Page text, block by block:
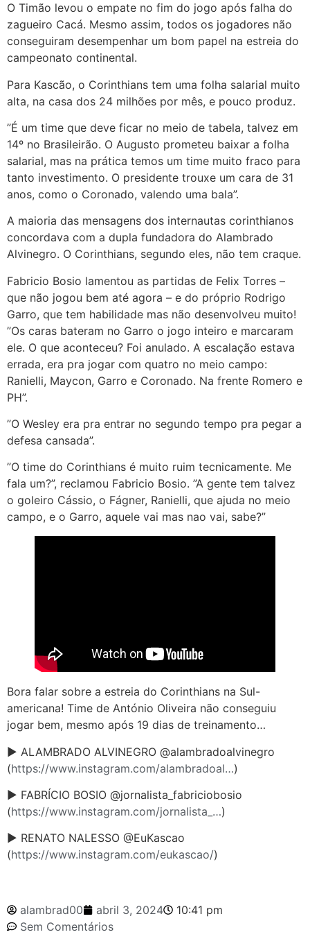
O Timão levou o empate no fim do jogo após falha do
zagueiro Cacá. Mesmo assim, todos os jogadores não
conseguiram desempenhar um bom papel na estreia do
campeonato continental.
Para Kascão, o Corinthians tem uma folha salarial muito
alta, na casa dos 24 milhões por mês, e pouco produz.
”É um time que deve ficar no meio de tabela, talvez em
14º no Brasileirão. O Augusto prometeu baixar a folha
salarial, mas na prática temos um time muito fraco para
tanto investimento. O presidente trouxe um cara de 31
anos, como o Coronado, valendo uma bala”.
A maioria das mensagens dos internautas corinthianos
concordava com a dupla fundadora do Alambrado
Alvinegro. O Corinthians, segundo eles, não tem craque.
Fabricio Bosio lamentou as partidas de Felix Torres –
que não jogou bem até agora – e do próprio Rodrigo
Garro, que tem habilidade mas não desenvolveu muito!
”Os caras bateram no Garro o jogo inteiro e marcaram
ele. O que aconteceu? Foi anulado. A escalação estava
errada, era pra jogar com quatro no meio campo:
Ranielli, Maycon, Garro e Coronado. Na frente Romero e
PH”.
”O Wesley era pra entrar no segundo tempo pra pegar a
defesa cansada”.
”O time do Corinthians é muito ruim tecnicamente. Me
fala um?”, reclamou Fabricio Bosio. ”A gente tem talvez
o goleiro Cássio, o Fágner, Ranielli, que ajuda no meio
campo, e o Garro, aquele vai mas nao vai, sabe?”
Bora falar sobre a estreia do Corinthians na Sul-
americana! Time de António Oliveira não conseguiu
jogar bem, mesmo após 19 dias de treinamento…
► ALAMBRADO ALVINEGRO @alambradoalvinegro
(https://www.instagram.com/alambradoal…)
► FABRÍCIO BOSIO @jornalista_fabriciobosio
(https://www.instagram.com/jornalista_…)
► RENATO NALESSO @EuKascao
(https://www.instagram.com/eukascao/)
alambrad00 abril 3, 2024
10:41 pm
Sem Comentários